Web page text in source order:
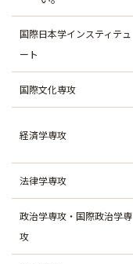
国際日本学インスティテュ
ート
国際文化専攻
経済学専攻
法律学専攻
政治学専攻・国際政治学専
攻